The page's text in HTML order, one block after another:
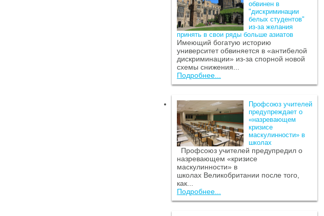
обвинен в
"дискриминации
белых студентов"
из-за желания
принять в свои ряды больше азиатов
Имеющий богатую историю
университет обвиняется в «антибелой
дискриминации» из-за спорной новой
схемы снижения...
Подробнее...
Профсоюз учителей
предупреждает о
«назревающем
кризисе
маскулинности» в
школах
Профсоюз учителей предупредил о
назревающем «кризисе
маскулинности» в
школах Великобритании после того,
как...
Подробнее...